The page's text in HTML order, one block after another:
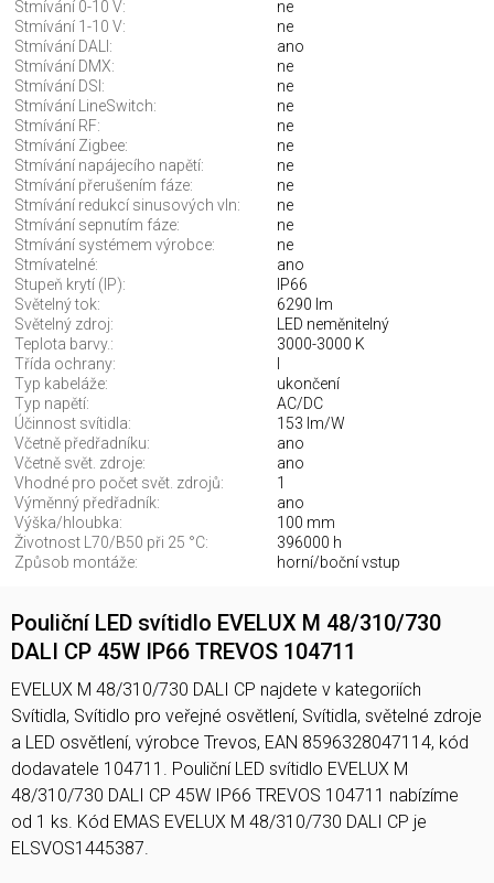
Stmívání 0-10 V:
ne
Stmívání 1-10 V:
ne
Stmívání DALI:
ano
Stmívání DMX:
ne
Stmívání DSI:
ne
Stmívání LineSwitch:
ne
Stmívání RF:
ne
Stmívání Zigbee:
ne
Stmívání napájecího napětí:
ne
Stmívání přerušením fáze:
ne
Stmívání redukcí sinusových vln:
ne
Stmívání sepnutím fáze:
ne
Stmívání systémem výrobce:
ne
Stmívatelné:
ano
Stupeň krytí (IP):
IP66
Světelný tok:
6290 lm
Světelný zdroj:
LED neměnitelný
Teplota barvy.:
3000-3000 K
Třída ochrany:
Typ kabeláže:
ukončení
Typ napětí:
AC/DC
Účinnost svítidla:
153 lm/W
Včetně předřadníku:
ano
Včetně svět. zdroje:
ano
Vhodné pro počet svět. zdrojů:
1
Výměnný předřadník:
ano
Výška/hloubka:
100 mm
Životnost L70/B50 při 25 °C:
396000 h
Způsob montáže:
horní/boční vstup
Pouliční LED svítidlo EVELUX M 48/310/730
DALI CP 45W IP66 TREVOS 104711
EVELUX M 48/310/730 DALI CP najdete v kategoriích
Svítidla, Svítidlo pro veřejné osvětlení, Svítidla, světelné zdroje
a LED osvětlení, výrobce Trevos, EAN 8596328047114, kód
dodavatele 104711. Pouliční LED svítidlo EVELUX M
48/310/730 DALI CP 45W IP66 TREVOS 104711 nabízíme
od 1 ks. Kód EMAS EVELUX M 48/310/730 DALI CP je
ELSVOS1445387.